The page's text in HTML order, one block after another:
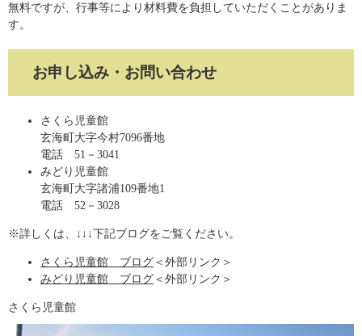
無料ですが、行事等により材料費を負担していただくことがありま
す。
お申し込み・お問い合わせ
さくら児童館
玄海町大字今村7096番地
電話 51－3041
みどり児童館
玄海町大字諸浦109番地1
電話 52－3028
※詳しくは、↓↓↓下記ブログをご覧ください。
さくら児童館 ブログ ＜外部リンク＞
みどり児童館 ブログ ＜外部リンク＞
さくら児童館